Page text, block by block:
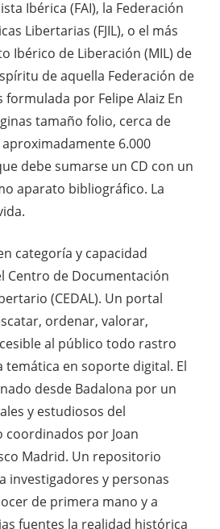
Ibérica (FAI), la Federación
Libertarias (FJIL), o el más
Ibérico de Liberación (MIL) de
de aquella Federación de
por Felipe Alaiz En
tamaño folio, cerca de
6.000
debe sumarse un CD con un
aparato bibliográfico. La
categoría y capacidad
Centro de Documentación
(CEDAL). Un portal
ordenar, valorar,
al público todo rastro
temática en soporte digital. El
desde Badalona por un
y estudiosos del
por Joan
Madrid. Un repositorio
investigadores y personas
de primera mano y a
fuentes la realidad histórica